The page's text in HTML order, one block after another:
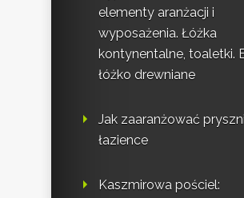
elementy aranżacji i
wyposażenia. Łóżka
kontynentalne, toaletki.
łóżko drewniane
Jak zaaranżować
łazience
Kaszmirowa pościel: